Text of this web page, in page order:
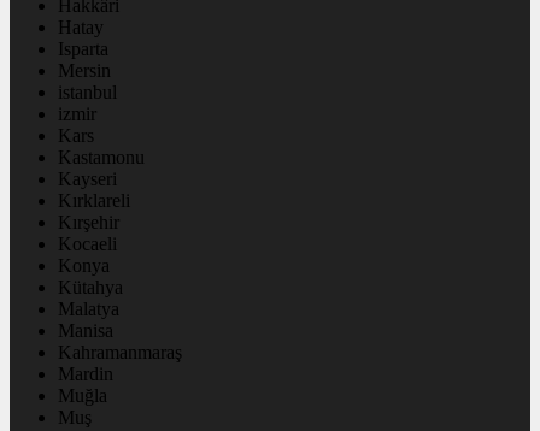
Hakkâri
Hatay
Isparta
Mersin
istanbul
izmir
Kars
Kastamonu
Kayseri
Kırklareli
Kırşehir
Kocaeli
Konya
Kütahya
Malatya
Manisa
Kahramanmaraş
Mardin
Muğla
Muş